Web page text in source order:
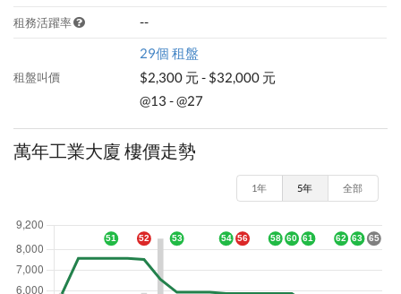
租務活躍率 --
租盤叫價
29個 租盤
$2,300 元 - $32,000 元
@13 - @27
萬年工業大廈 樓價走勢
1年 5年 全部